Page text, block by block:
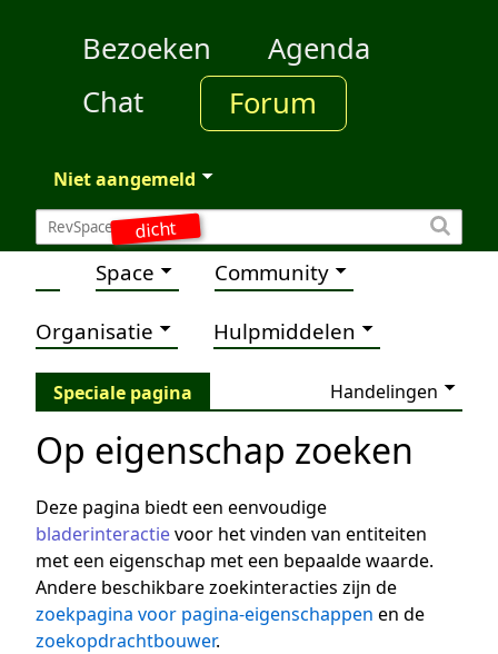
dicht
Bezoeken
Agenda
Chat
Forum
Niet aangemeld
Space Community
Organisatie Hulpmiddelen
Speciale pagina Handelingen
Op eigenschap zoeken
Deze pagina biedt een eenvoudige
bladerinteractievoor het vinden van entiteiten
met een eigenschap met een bepaalde waarde.
Andere beschikbare zoekinteracties zijn de
zoekpagina voor pagina-eigenschappen en de
zoekopdrachtbouwer.